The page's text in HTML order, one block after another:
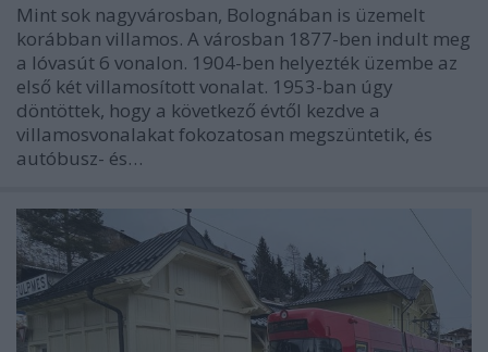
Mint sok nagyvárosban, Bolognában is üzemelt
korábban villamos. A városban 1877-ben indult meg
a lóvasút 6 vonalon. 1904-ben helyezték üzembe az
első két villamosított vonalat. 1953-ban úgy
döntöttek, hogy a következő évtől kezdve a
villamosvonalakat fokozatosan megszüntetik, és
autóbusz- és…